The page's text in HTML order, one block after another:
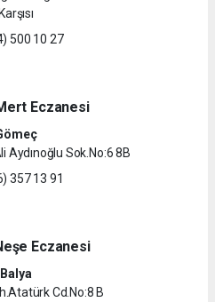
Karşısı
500 10 27
Eczanesi
Aydınoğlu Sok.No:6 8B
357 13 91
Eczanesi
Balya
Cd.No:8 B